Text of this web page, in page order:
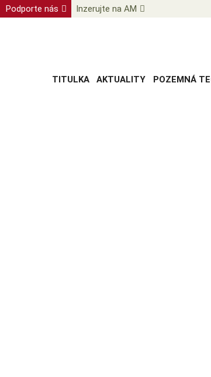
Podporte nás Inzerujte na AM
TITULKA AKTUALITY POZEMNÁ